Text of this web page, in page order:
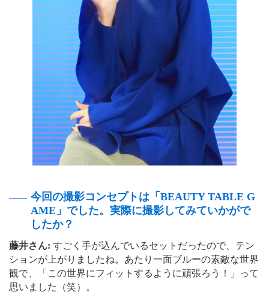
今回の撮影コンセプトは「BEAUTY TABLE G
AME」でした。実際に撮影してみていかがで
したか？
藤井さん: すごく手が込んでいるセットだったので、テン
ションが上がりましたね。あたり一面ブルーの素敵な世界
観で、「この世界にフィットするように頑張ろう！」って
思いました（笑）。